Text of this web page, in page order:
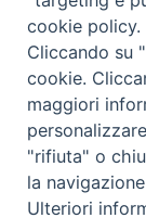
Copyright
Trentina
Privacy
cookie policy.
Cliccando su
cookie.
maggiori
"rifiuta" o
la
Ulteriori